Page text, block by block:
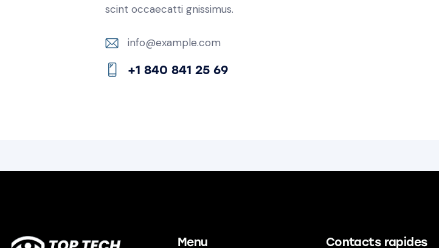
scint occaecatti gnissimus.
E-
m
info@example.com
+1 840 841 25 69
Menu Contacts rapides